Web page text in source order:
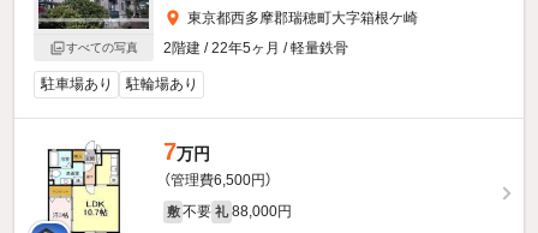
すべての写真
東京都西多摩郡瑞穂町大字箱根ケ崎
2階建 / 22年5ヶ月 / 軽量鉄骨
駐車場あり 駐輪場あり
7万円
（管理費6,500円）
敷 不要 礼 88,000円